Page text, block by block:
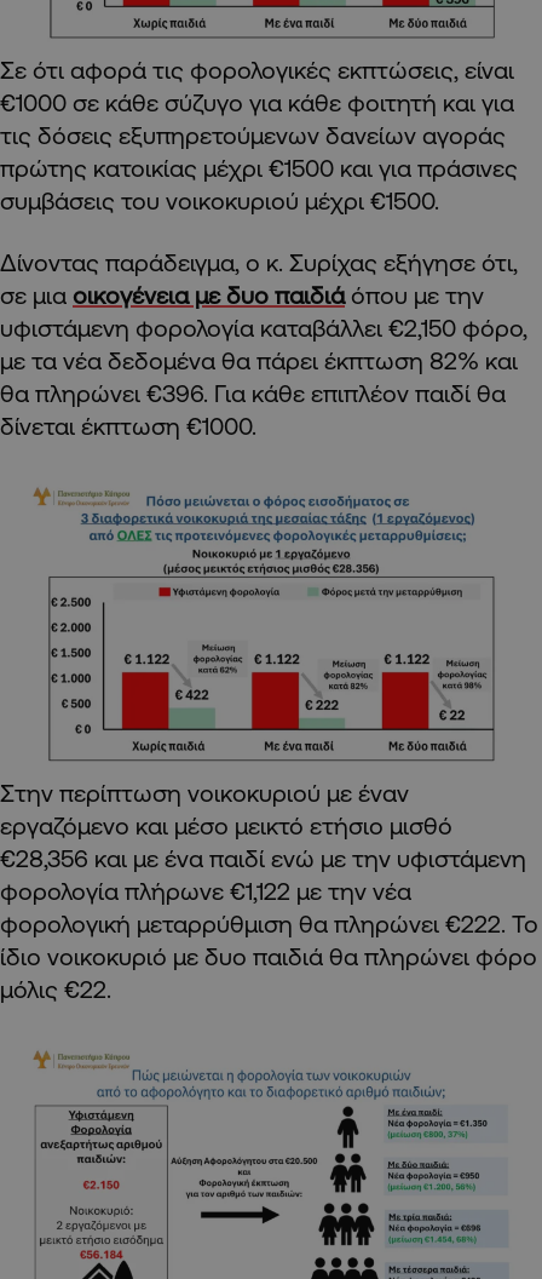
Σε ότι αφορά τις φορολογικές εκπτώσεις, είναι
€1000 σε κάθε σύζυγο για κάθε φοιτητή και για
τις δόσεις εξυπηρετούμενων δανείων αγοράς
πρώτης κατοικίας μέχρι €1500 και για πράσινες
συμβάσεις του νοικοκυριού μέχρι €1500.
Δίνοντας παράδειγμα, ο κ. Συρίχας εξήγησε ότι,
σε μια οικογένεια με δυο παιδιάόπου με την
υφιστάμενη φορολογία καταβάλλει €2,150 φόρο,
με τα νέα δεδομένα θα πάρει έκπτωση 82% και
θα πληρώνει €396. Για κάθε επιπλέον παιδί θα
δίνεται έκπτωση €1000.
Στην περίπτωση νοικοκυριού με έναν
εργαζόμενο και μέσο μεικτό ετήσιο μισθό
€28,356 και με ένα παιδί ενώ με την υφιστάμενη
φορολογία πλήρωνε €1,122 με την νέα
φορολογική μεταρρύθμιση θα πληρώνει €222. Το
ίδιο νοικοκυριό με δυο παιδιά θα πληρώνει φόρο
μόλις €22.